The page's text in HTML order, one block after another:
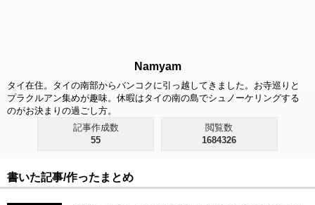
Namyam
タイ在住。タイの南部からバンコクに引っ越してきました。お寺巡りと
プラクルアン集めが趣味。休暇はタイの南の島でシュノーケリングする
のがお決まりの過ごし方。
記事作成数
55
閲覧数
1684326
書いた記事/作ったまとめ